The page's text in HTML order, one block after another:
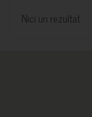
Nici un rezultat